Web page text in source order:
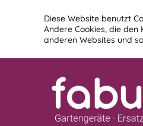
Diese Website benutzt
Andere Cookies, die
anderen Websites und